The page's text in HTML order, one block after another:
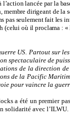
lancée par la
dirigeant de
seulement fait les
(celui où il proclama
US. Partout sur
spectaculaire de
de la direction
de la Pacific
pour vaincre la
a été un premier
solidarité avec l’ILWU.